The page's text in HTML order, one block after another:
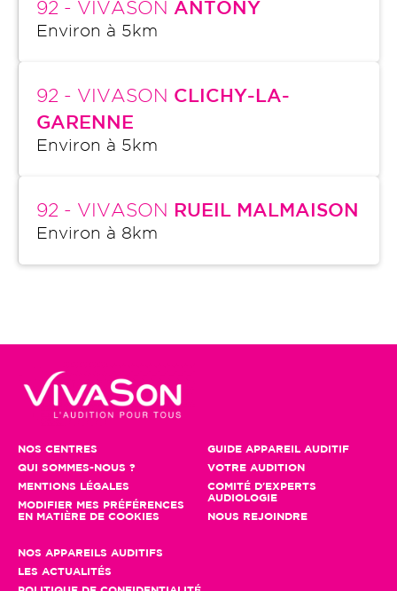
92 - VIVASON ANTONY
Environ à 5km
92 - VIVASON CLICHY-LA-
GARENNE
Environ à 5km
92 - VIVASON RUEIL MALMAISON
Environ à 8km
NOS CENTRES
QUI SOMMES-NOUS ?
MENTIONS LÉGALES
MODIFIER MES PRÉFÉRENCES
EN MATIÈRE DE COOKIES
GUIDE APPAREIL AUDITIF
VOTRE AUDITION
COMITÉ D'EXPERTS
AUDIOLOGIE
NOUS REJOINDRE
NOS APPAREILS AUDITIFS
LES ACTUALITÉS